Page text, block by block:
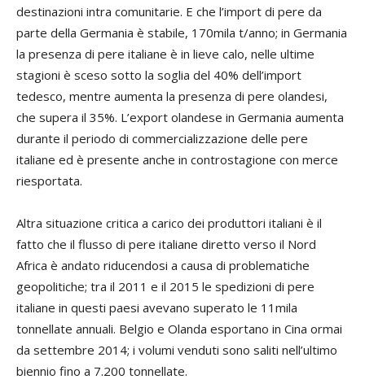
destinazioni intra comunitarie. E che l’import di pere da
parte della Germania è stabile, 170mila t/anno; in Germania
la presenza di pere italiane è in lieve calo, nelle ultime
stagioni è sceso sotto la soglia del 40% dell’import
tedesco, mentre aumenta la presenza di pere olandesi,
che supera il 35%. L’export olandese in Germania aumenta
durante il periodo di commercializzazione delle pere
italiane ed è presente anche in controstagione con merce
riesportata.
Altra situazione critica a carico dei produttori italiani è il
fatto che il flusso di pere italiane diretto verso il Nord
Africa è andato riducendosi a causa di problematiche
geopolitiche; tra il 2011 e il 2015 le spedizioni di pere
italiane in questi paesi avevano superato le 11mila
tonnellate annuali. Belgio e Olanda esportano in Cina ormai
da settembre 2014; i volumi venduti sono saliti nell’ultimo
biennio fino a 7.200 tonnellate.